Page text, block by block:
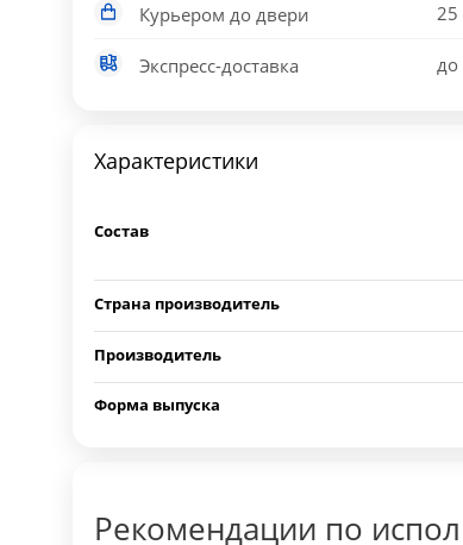
Курьером до двери 25
Экспресс-доставка до
Характеристики
Состав
Страна производитель
Производитель
Форма выпуска
Рекомендации по